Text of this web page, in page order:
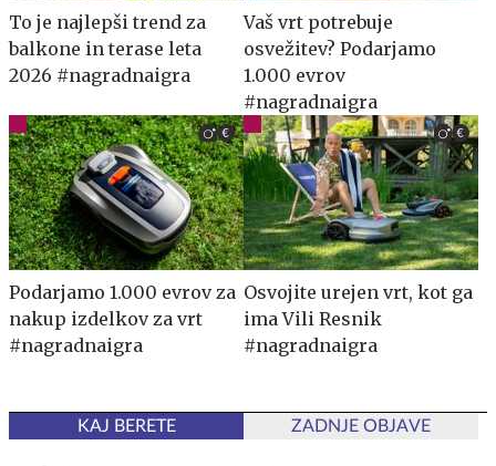
To je najlepši trend za
balkone in terase leta
2026 #nagradnaigra
Vaš vrt potrebuje
osvežitev? Podarjamo
1.000 evrov
#nagradnaigra
Podarjamo 1.000 evrov za
nakup izdelkov za vrt
#nagradnaigra
Osvojite urejen vrt, kot ga
ima Vili Resnik
#nagradnaigra
KAJ BERETE ZADNJE OBJAVE